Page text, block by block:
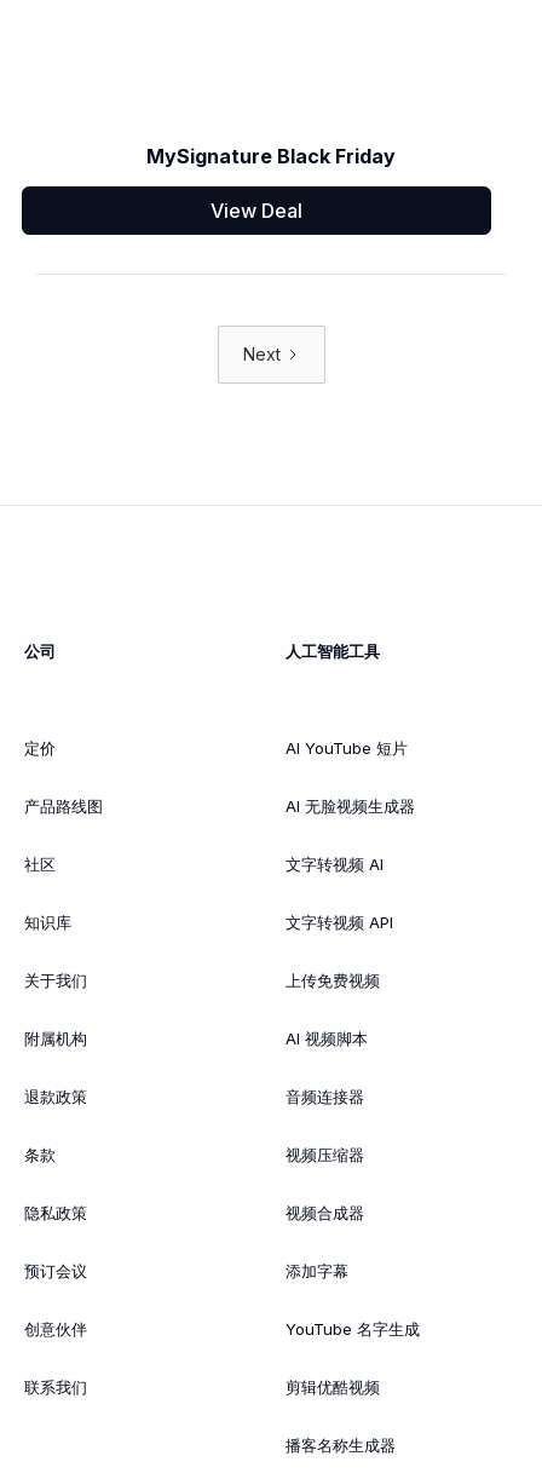
MySignature Black Friday
View Deal
Next
公司
定价
产品路线图
社区
知识库
关于我们
附属机构
退款政策
条款
隐私政策
预订会议
创意伙伴
联系我们
人工智能工具
AI YouTube 短片
AI 无脸视频生成器
文字转视频 AI
文字转视频 API
上传免费视频
AI 视频脚本
音频连接器
视频压缩器
视频合成器
添加字幕
YouTube 名字生成
剪辑优酷视频
播客名称生成器